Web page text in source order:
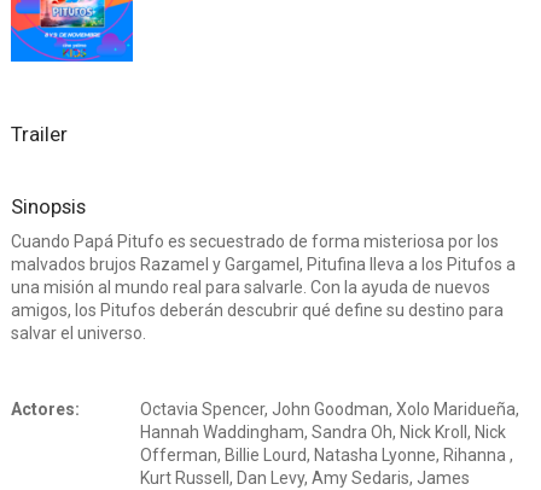
Trailer
Sinopsis
Cuando Papá Pitufo es secuestrado de forma misteriosa por los
malvados brujos Razamel y Gargamel, Pitufina lleva a los Pitufos a
una misión al mundo real para salvarle. Con la ayuda de nuevos
amigos, los Pitufos deberán descubrir qué define su destino para
salvar el universo.
Actores:
Octavia Spencer, John Goodman, Xolo Maridueña,
Hannah Waddingham, Sandra Oh, Nick Kroll, Nick
Offerman, Billie Lourd, Natasha Lyonne, Rihanna ,
Kurt Russell, Dan Levy, Amy Sedaris, James